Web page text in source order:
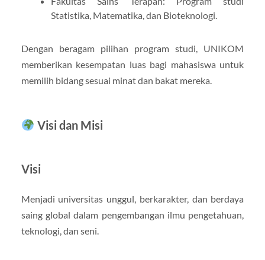
Statistika, Matematika, dan Bioteknologi.
Dengan beragam pilihan program studi, UNIKOM
memberikan kesempatan luas bagi mahasiswa untuk
memilih bidang sesuai minat dan bakat mereka.
Visi dan Misi
Visi
Menjadi universitas unggul, berkarakter, dan berdaya
saing global dalam pengembangan ilmu pengetahuan,
teknologi, dan seni.